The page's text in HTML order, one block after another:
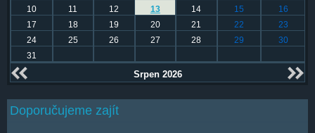
10
11 12 13 14 15
16
17
18 19 20 21 22
23
24
25 26 27 28 29
30
31
Srpen 2026
Doporučujeme zajít